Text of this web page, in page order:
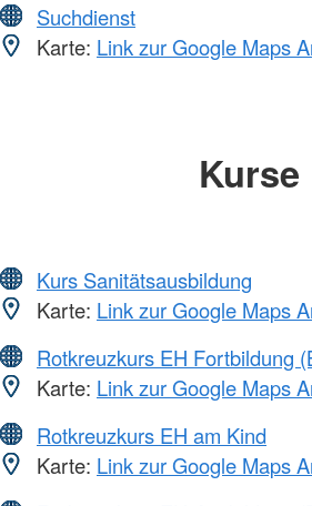
Suchdienst
Karte: Link zur Google Maps
Kurse
Kurs Sanitätsausbildung
Karte: Link zur Google Maps
Rotkreuzkurs EH Fortbildung
Karte: Link zur Google Maps
Rotkreuzkurs EH am Kind
Karte: Link zur Google Maps